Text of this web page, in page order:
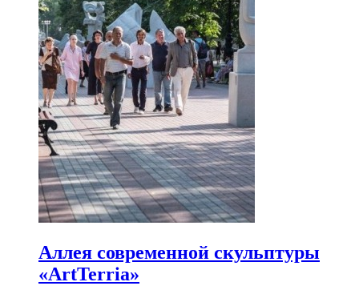
Аллея современной скульптуры
«ArtTerria»